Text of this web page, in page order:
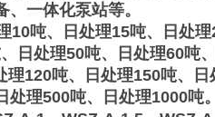
一体化泵站等。
10吨、日处理15吨、日处
日处理50吨、日处理60吨、
120吨、日处理150吨、日
理500吨、日处理1000吨。